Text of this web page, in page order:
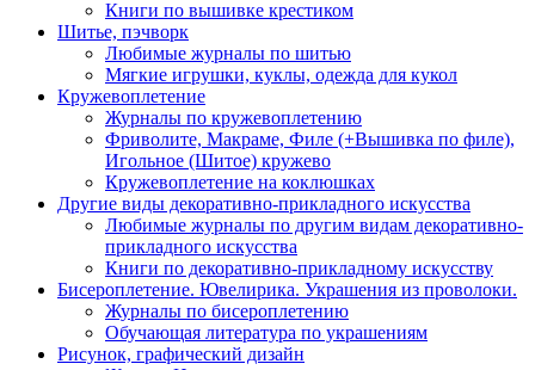
Книги по вышивке крестиком
Шитье, пэчворк
Любимые журналы по шитью
Мягкие игрушки, куклы, одежда для кукол
Кружевоплетение
Журналы по кружевоплетению
Фриволите, Макраме, Филе (+Вышивка по филе),
Игольное (Шитое) кружево
Кружевоплетение на коклюшках
Другие виды декоративно-прикладного искусства
Любимые журналы по другим видам декоративно-
прикладного искусства
Книги по декоративно-прикладному искусству
Бисероплетение. Ювелирика. Украшения из проволоки.
Журналы по бисероплетению
Обучающая литература по украшениям
Рисунок, графический дизайн